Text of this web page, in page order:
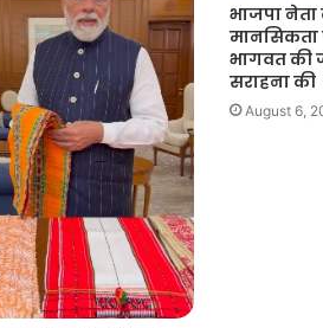
भाजपा नेता
मानसिकता
भागवत की
सराहना की
August 6,